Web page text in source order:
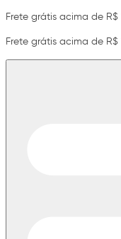
Frete grátis acima de R$
Frete grátis acima de R$